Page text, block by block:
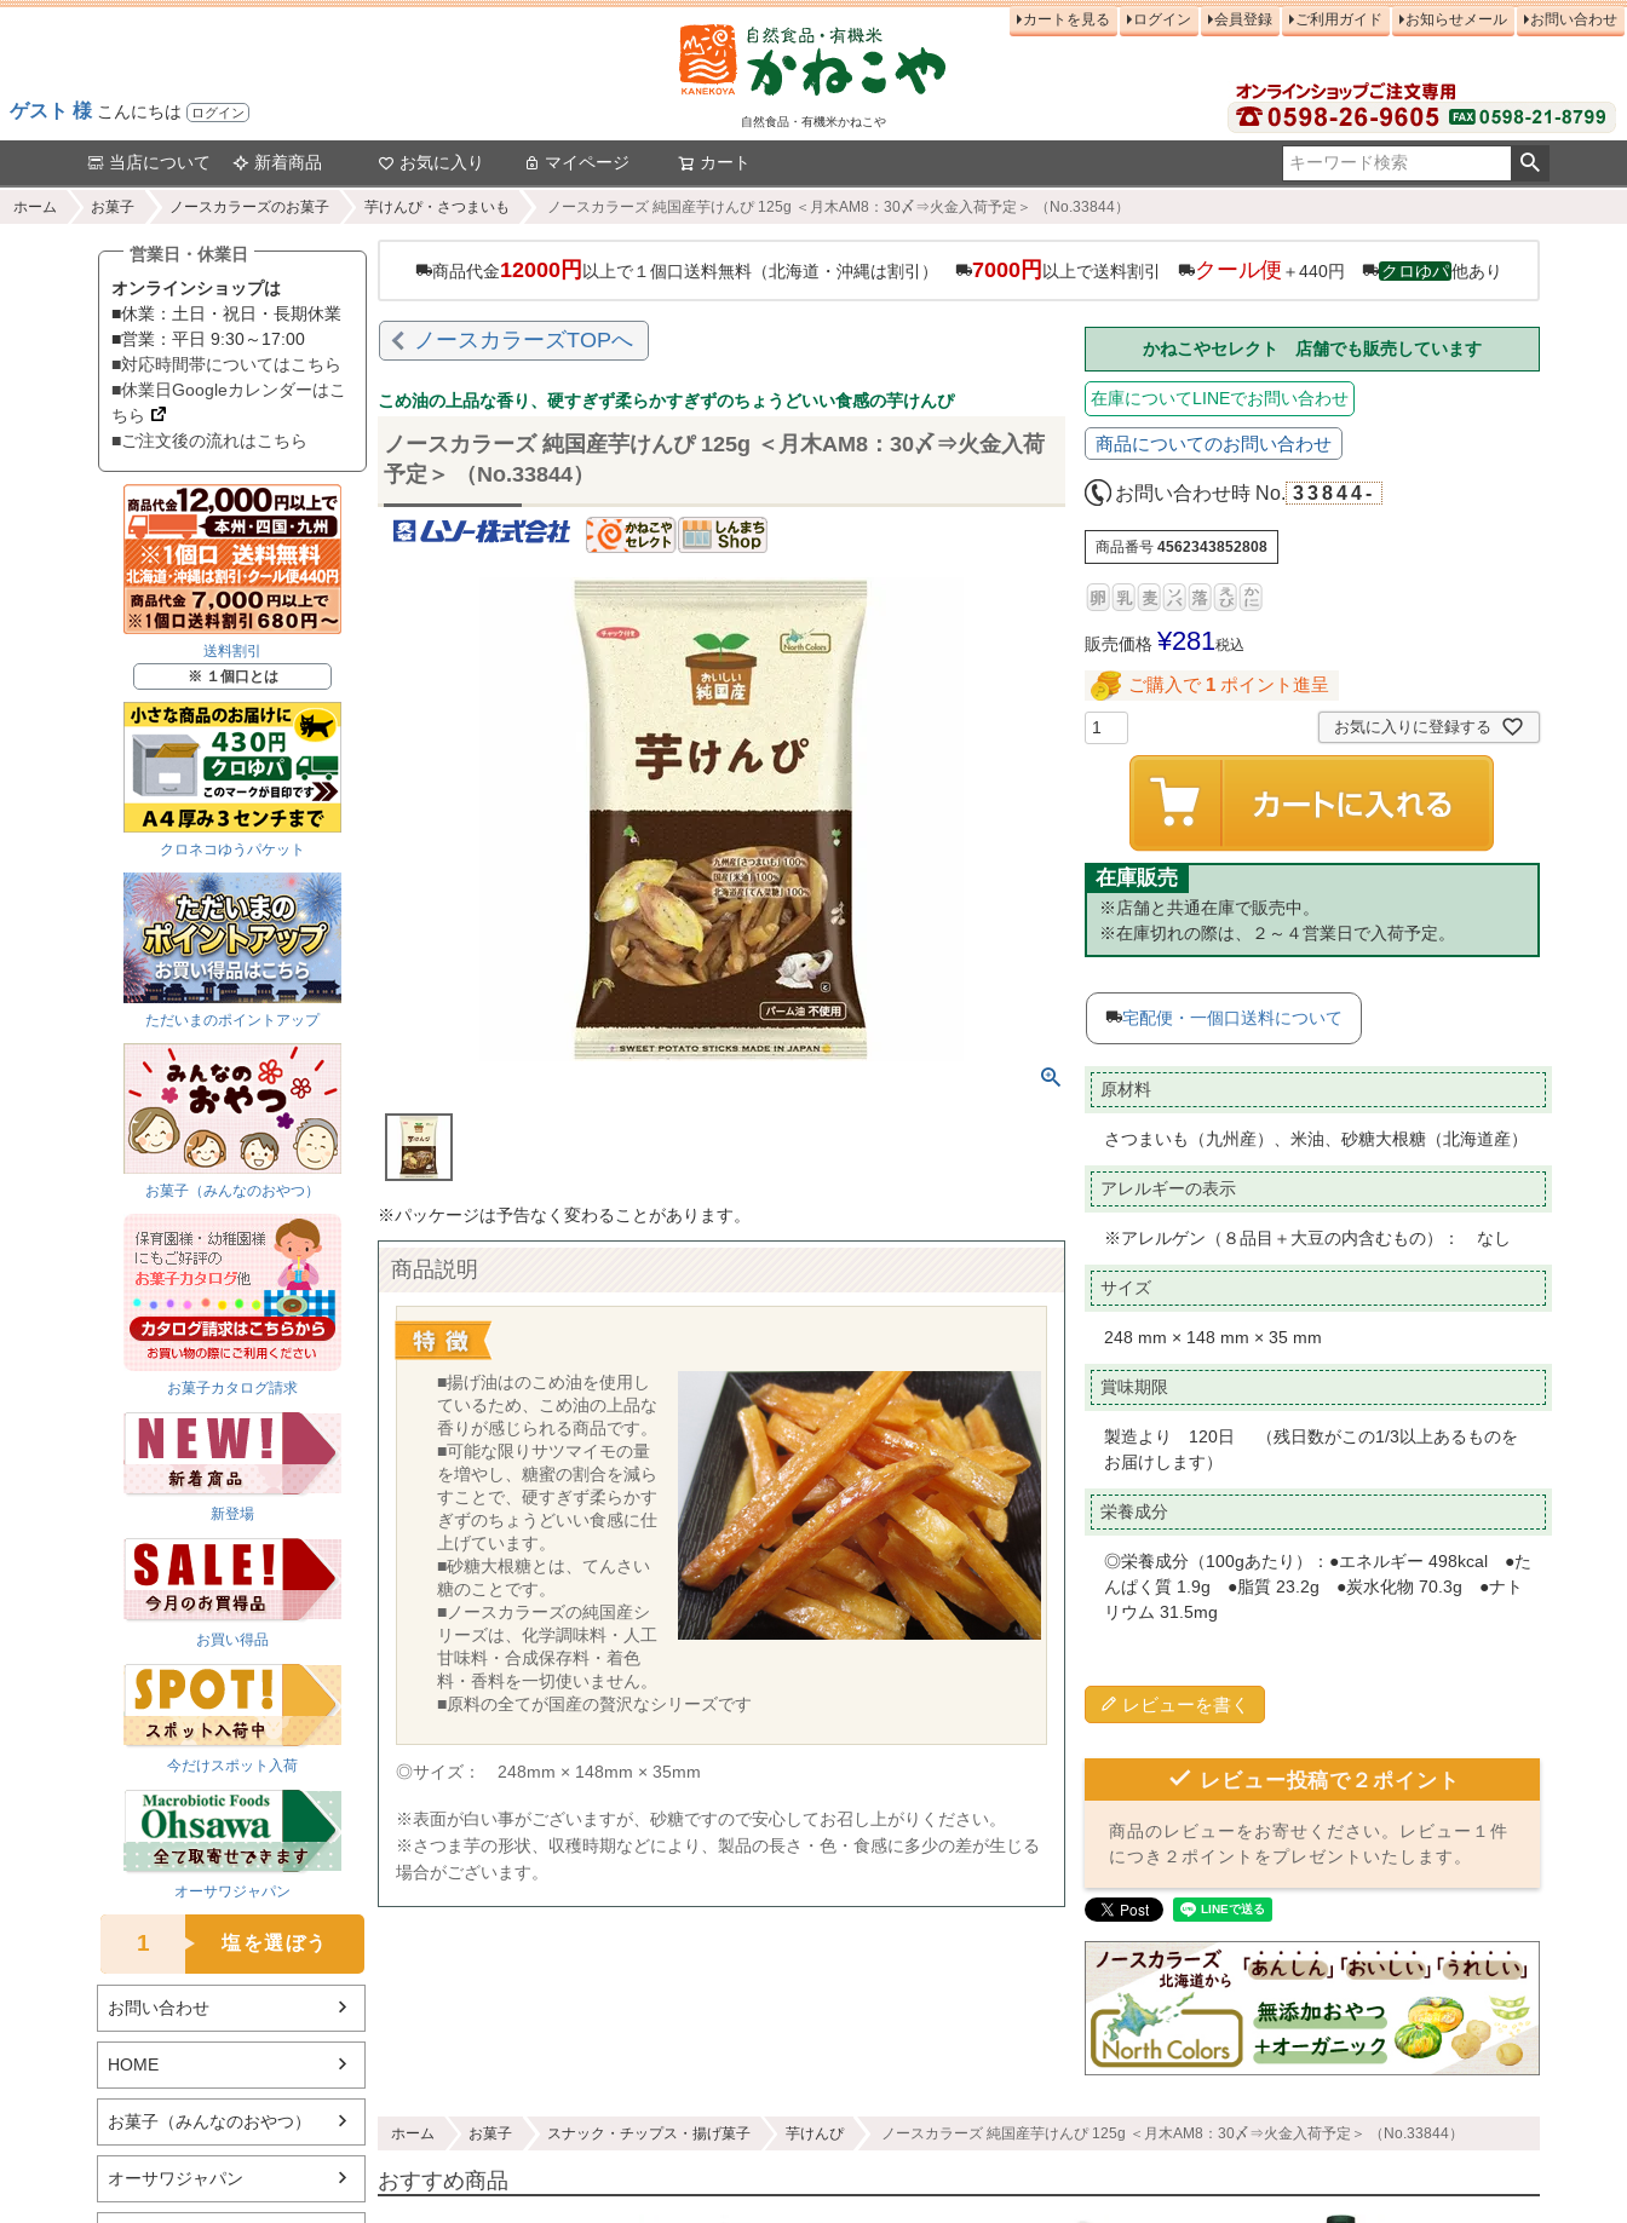
ゲスト 様 こんにちは ログイン
自然食品・有機米かねこや
カートを見る ログイン 会員登録 ご利用ガイド お知らせメール お問い合わせ
当店について 新着商品 お気に入り マイページ カート
ホーム お菓子 ノースカラーズのお菓子 芋けんぴ・さつまいも ノースカラーズ 純国産芋けんぴ 125g ＜月木AM8：30〆⇒火金入荷予定＞ （No.33844）
営業日・休業日
オンラインショップは
■休業：土日・祝日・長期休業
■営業：平日 9:30～17:00
■対応時間帯についてはこちら
■休業日Googleカレンダーはこ
ちら
■ご注文後の流れはこちら
送料割引
※ １個口とは
クロネコゆうパケット
ただいまのポイントアップ
お菓子（みんなのおやつ）
お菓子カタログ請求
新登場
お買い得品
今だけスポット入荷
オーサワジャパン
1 塩を選ぼう
お問い合わせ
HOME
お菓子（みんなのおやつ）
オーサワジャパン
商品代金12000円 以上で１個口送料無料（北海道・沖縄は割引） 7000円 以上で送料割引 クール便 ＋440円 クロゆパ他あり
ノースカラーズTOPへ
こめ油の上品な香り、硬すぎず柔らかすぎずのちょうどいい食感の芋けんぴ
ノースカラーズ 純国産芋けんぴ 125g ＜月木AM8：30〆⇒火金入荷
予定＞ （No.33844）
※パッケージは予告なく変わることがあります。
商品説明
■揚げ油はのこめ油を使用し
ているため、こめ油の上品な
香りが感じられる商品です。
■可能な限りサツマイモの量
を増やし、糖蜜の割合を減ら
すことで、硬すぎず柔らかす
ぎずのちょうどいい食感に仕
上げています。
■砂糖大根糖とは、てんさい
糖のことです。
■ノースカラーズの純国産シ
リーズは、化学調味料・人工
甘味料・合成保存料・着色
料・香料を一切使いません。
■原料の全てが国産の贅沢なシリーズです
◎サイズ： 248mm × 148mm × 35mm
※表面が白い事がございますが、砂糖ですので安心してお召し上がりください。
※さつま芋の形状、収穫時期などにより、製品の長さ・色・食感に多少の差が生じる
場合がございます。
かねこやセレクト 店舗でも販売しています
在庫についてLINEでお問い合わせ
商品についてのお問い合わせ
お問い合わせ時 No. 33844-
商品番号 4562343852808
販売価格 ¥281税込
ご購入で 1 ポイント進呈
お気に入りに登録する
在庫販売
※店舗と共通在庫で販売中。
※在庫切れの際は、２～４営業日で入荷予定。
宅配便・一個口送料について
原材料
さつまいも（九州産）、米油、砂糖大根糖（北海道産）
アレルギーの表示
※アレルゲン（８品目＋大豆の内含むもの）： なし
サイズ
248 mm × 148 mm × 35 mm
賞味期限
製造より 120日 （残日数がこの1/3以上あるものを
お届けします）
栄養成分
◎栄養成分（100gあたり）：●エネルギー 498kcal ●た
んぱく質 1.9g ●脂質 23.2g ●炭水化物 70.3g ●ナト
リウム 31.5mg
レビューを書く
レビュー投稿で２ポイント
商品のレビューをお寄せください。レビュー１件
につき２ポイントをプレゼントいたします。
ホーム お菓子 スナック・チップス・揚げ菓子 芋けんぴ ノースカラーズ 純国産芋けんぴ 125g ＜月木AM8：30〆⇒火金入荷予定＞ （No.33844）
おすすめ商品